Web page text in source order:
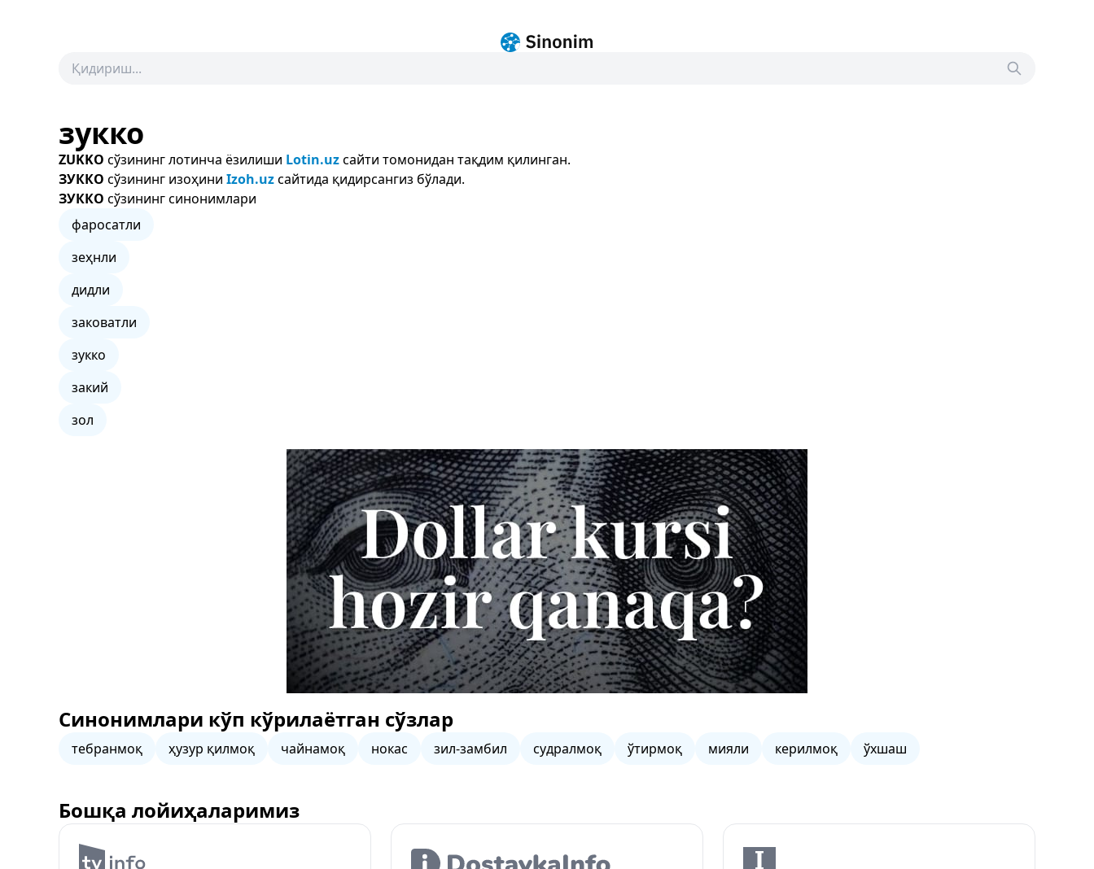
зукко
ZUKKO сўзининг лотинча ёзилиши Lotin.uzсайти томонидан тақдим қилинган.
ЗУККО сўзининг изоҳини Izoh.uzсайтида қидирсангиз бўлади.
ЗУККО сўзининг синонимлари
фаросатли
зеҳнли
дидли
заковатли
зукко
закий
зол
Синонимлари кўп кўрилаётган сўзлар
тебранмоқ ҳузур қилмоқ чайнамоқ нокас зил-замбил судралмоқ ўтирмоқ мияли керилмоқ ўхшаш
Бошқа лойиҳаларимиз